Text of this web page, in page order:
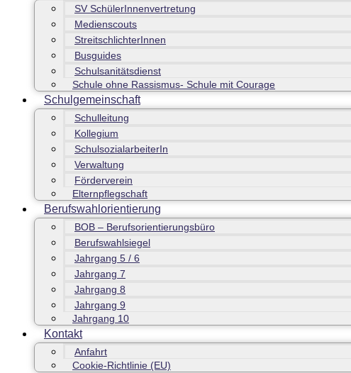
SV SchülerInnenvertretung
Medienscouts
StreitschlichterInnen
Busguides
Schulsanitätsdienst
Schule ohne Rassismus- Schule mit Courage
Schulgemeinschaft
Schulleitung
Kollegium
SchulsozialarbeiterIn
Verwaltung
Förderverein
Elternpflegschaft
Berufswahlorientierung
BOB – Berufsorientierungsbüro
Berufswahlsiegel
Jahrgang 5 / 6
Jahrgang 7
Jahrgang 8
Jahrgang 9
Jahrgang 10
Kontakt
Anfahrt
Cookie-Richtlinie (EU)